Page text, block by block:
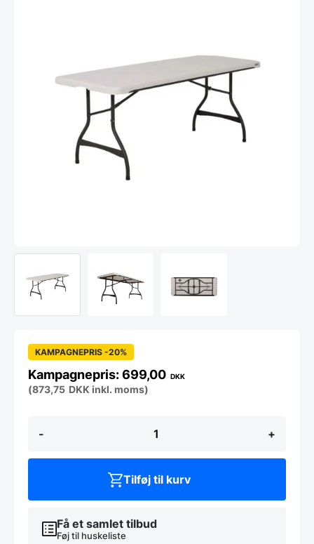
-
183
76
offwhite
+
KAMPAGNEPRIS -20%
699,00 DKK
(873,75 DKK inkl. moms)
Få et samlet tilbud
Føj til huskeliste
Tilføj til kurv